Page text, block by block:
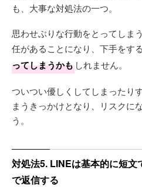
も、大事な対処法の一つ。
思わせぶりな行動をとってしま
任があることになり、下手をす
ってしまうかも しれません。
ついつい優しくしてしまったり
まうきっかけとなり、リスクに
う。
対処法5. LINEは基本的に短
で返信する